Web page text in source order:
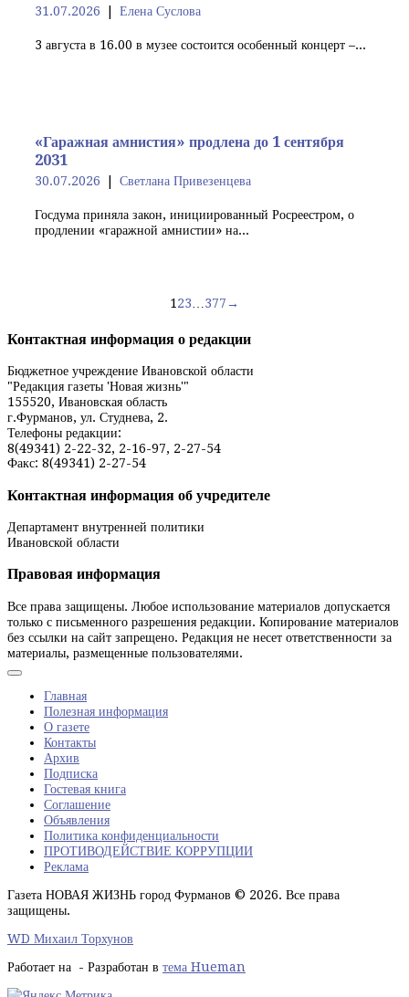
31.07.2026 Елена Суслова
3 августа в 16.00 в музее состоится особенный концерт –...
«Гаражная амнистия» продлена до 1 сентября
2031
30.07.2026 Светлана Привезенцева
Госдума приняла закон, инициированный Росреестром, о
продлении «гаражной амнистии» на...
по
123 377→
Контактная информация о редакции
Бюджетное учреждение Ивановской области
"Редакция газеты 'Новая жизнь'"
155520, Ивановская область
г.Фурманов, ул. Студнева, 2.
Телефоны редакции:
8(49341) 2-22-32, 2-16-97, 2-27-54
Факс: 8(49341) 2-27-54
Контактная информация об учредителе
Департамент внутренней политики
Ивановской области
Правовая информация
Все права защищены. Любое использование материалов допускается
только с письменного разрешения редакции. Копирование материалов
без ссылки на сайт запрещено. Редакция не несет ответственности за
материалы, размещенные пользователями.
Главная
Полезная информация
О газете
Контакты
Архив
Подписка
Гостевая книга
Соглашение
Объявления
Политика конфиденциальности
ПРОТИВОДЕЙСТВИЕ КОРРУПЦИИ
Реклама
Газета НОВАЯ ЖИЗНЬ город Фурманов © 2026. Все права
защищены.
WD Михаил Торхунов
Работает на - Разработан в тема Hueman